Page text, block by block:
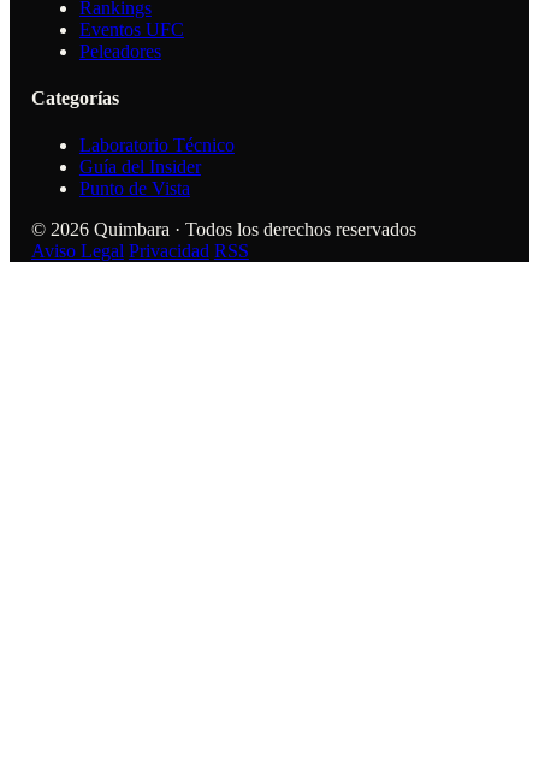
Rankings
Eventos UFC
Peleadores
Categorías
Laboratorio Técnico
Guía del Insider
Punto de Vista
© 2026 Quimbara · Todos los derechos reservados
Aviso Legal Privacidad RSS